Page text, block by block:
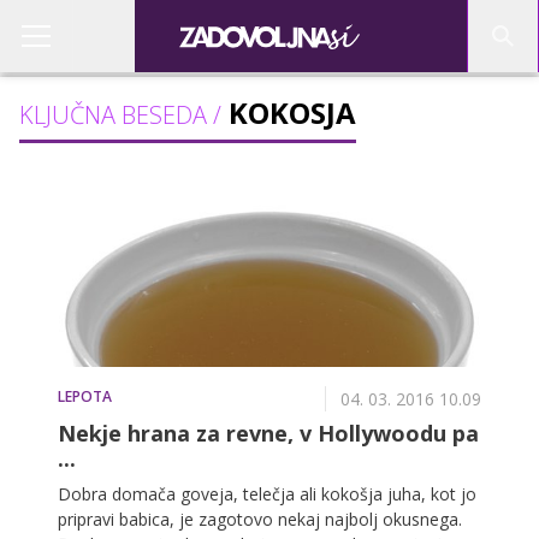
KLJUČNA BESEDA / KOKOSJA
LEPOTA 04. 03. 2016 10.09
Nekje hrana za revne, v Hollywoodu pa
...
Dobra domača goveja, telečja ali kokošja juha, kot jo
pripravi babica, je zagotovo nekaj najbolj okusnega.